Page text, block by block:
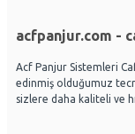
acfpanjur.com -
Acf Panjur Sistemleri
edinmiş olduğumuz
sizlere daha kaliteli ve